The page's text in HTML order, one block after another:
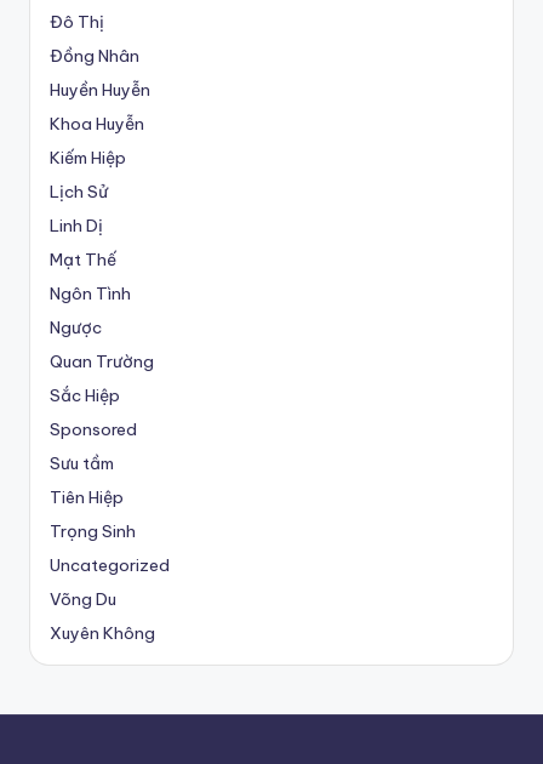
Đô Thị
Đồng Nhân
Huyền Huyễn
Khoa Huyễn
Kiếm Hiệp
Lịch Sử
Linh Dị
Mạt Thế
Ngôn Tình
Ngược
Quan Trường
Sắc Hiệp
Sponsored
Sưu tầm
Tiên Hiệp
Trọng Sinh
Uncategorized
Võng Du
Xuyên Không